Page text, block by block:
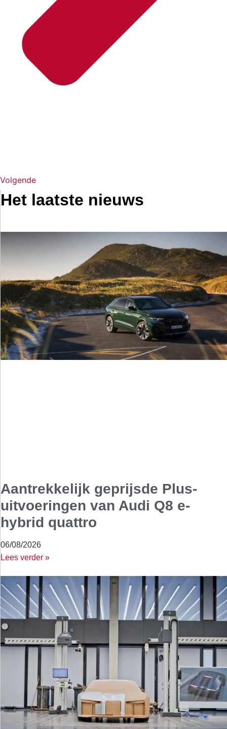
Volgende
Het laatste nieuws
Aantrekkelijk geprijsde Plus-
uitvoeringen van Audi Q8 e-
hybrid quattro
06/08/2026
Lees verder »